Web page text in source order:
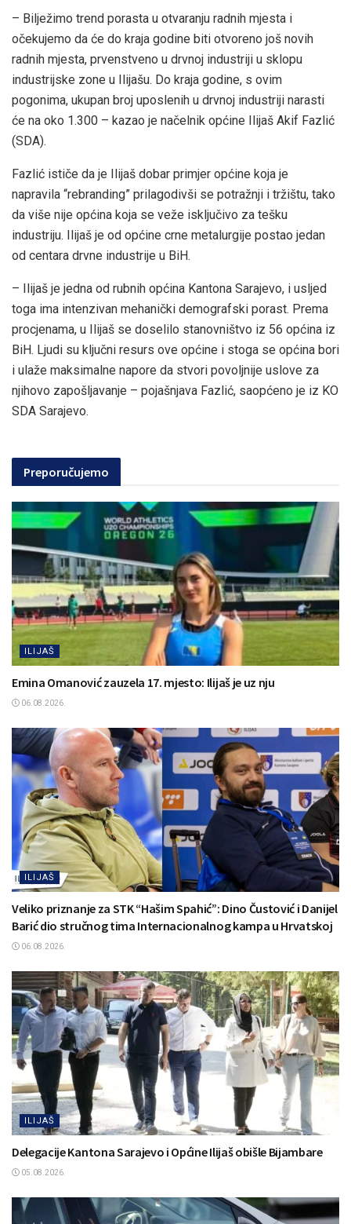
– Bilježimo trend porasta u otvaranju radnih mjesta i
očekujemo da će do kraja godine biti otvoreno još novih
radnih mjesta, prvenstveno u drvnoj industriji u sklopu
industrijske zone u Ilijašu. Do kraja godine, s ovim
pogonima, ukupan broj uposlenih u drvnoj industriji narasti
će na oko 1.300 – kazao je načelnik općine Ilijaš Akif Fazlić
(SDA).
Fazlić ističe da je Ilijaš dobar primjer općine koja je
napravila “rebranding” prilagodivši se potražnji i tržištu, tako
da više nije općina koja se veže isključivo za tešku
industriju. Ilijaš je od općine crne metalurgije postao jedan
od centara drvne industrije u BiH.
– Ilijaš je jedna od rubnih općina Kantona Sarajevo, i usljed
toga ima intenzivan mehanički demografski porast. Prema
procjenama, u Ilijaš se doselilo stanovništvo iz 56 općina iz
BiH. Ljudi su ključni resurs ove općine i stoga se općina bori
i ulaže maksimalne napore da stvori povoljnije uslove za
njihovo zapošljavanje – pojašnjava Fazlić, saopćeno je iz KO
SDA Sarajevo.
Preporučujemo
ILIJAŠ
Emina Omanović zauzela 17. mjesto: Ilijaš je uz nju
06.08.2026.
ILIJAŠ
Veliko priznanje za STK “Hašim Spahić”: Dino Čustović i Danijel
Barić dio stručnog tima Internacionalnog kampa u Hrvatskoj
06.08.2026.
ILIJAŠ
Delegacije Kantona Sarajevo i Općine Ilijaš obišle Bijambare
05.08.2026.